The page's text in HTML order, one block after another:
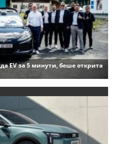
EV за 5 минути, беше открита